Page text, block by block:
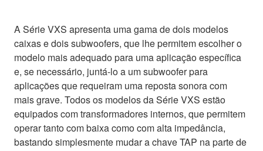
A Série VXS apresenta uma gama de dois modelos
caixas e dois subwoofers, que lhe permitem escolher o
modelo mais adequado para uma aplicação específica
e, se necessário, juntá-lo a um subwoofer para
aplicações que requeiram uma reposta sonora com
mais grave. Todos os modelos da Série VXS estão
equipados com transformadores internos, que permitem
operar tanto com baixa como com alta impedância,
bastando simplesmente mudar a chave TAP na parte de